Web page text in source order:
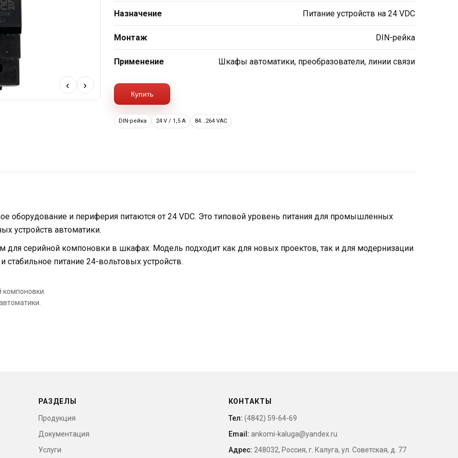
‹ ›
Назначение Питание устройств на 24 VDC
Монтаж DIN-рейка
Применение Шкафы автоматики, преобразователи, линии связи
Купить
DIN-рейка 24 V / 1,5 A 84...264 VAC
оборудование и периферия питаются от 24 VDC. Это типовой уровень питания для промышленных
устройств автоматики.
для серийной компоновки в шкафах. Модель подходит как для новых проектов, так и для модернизации
стабильное питание 24-вольтовых устройств.
РАЗДЕЛЫ
Продукция
Документация
Услуги
КОНТАКТЫ
Тел: (4842) 59-64-69
Email: ankomi-kaluga@yandex.ru
Адрес: 248032, Россия, г. Калуга, ул. Советская, д. 77
вы соглашаетесь на обработкуперсональных
вы соглашаетесь на обработкуперсональных